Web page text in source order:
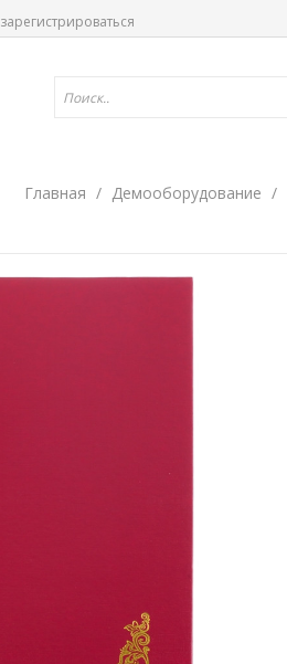
зарегистрироваться
Главная Демооборудование